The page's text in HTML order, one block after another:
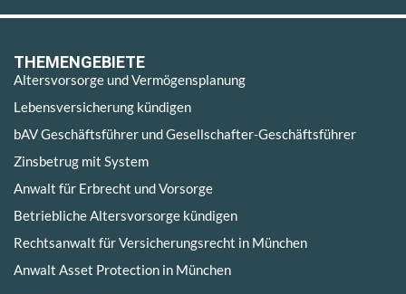
THEMENGEBIETE
Altersvorsorge und Vermögensplanung
Lebensversicherung kündigen
bAV Geschäftsführer und Gesellschafter-Geschäftsführer
Zinsbetrug mit System
Anwalt für Erbrecht und Vorsorge
Betriebliche Altersvorsorge kündigen
Rechtsanwalt für Versicherungsrecht in München
Anwalt Asset Protection in München